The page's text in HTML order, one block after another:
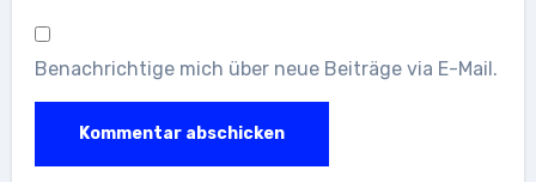
Benachrichtige mich über neue Beiträge via E-Mail.